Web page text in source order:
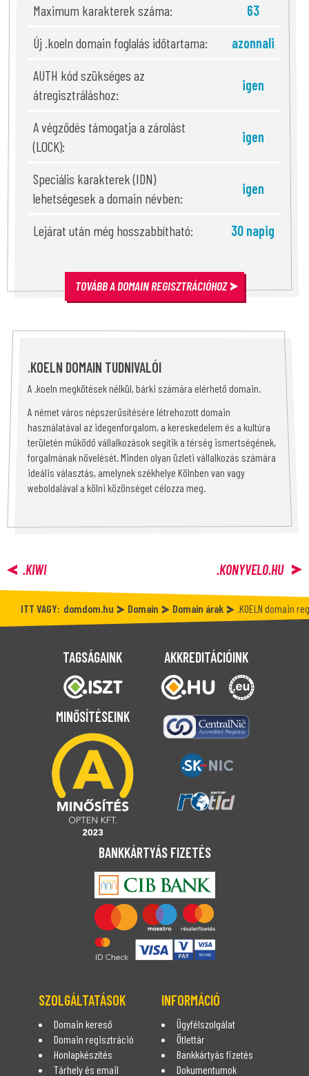
Maximum karakterek száma:
63
Új .koeln domain foglalás időtartama:
azonnali
AUTH kód szükséges az
átregisztráláshoz:
igen
A végződés támogatja a zárolást
(LOCK):
igen
Speciális karakterek (IDN)
lehetségesek a domain névben:
igen
Lejárat után még hosszabbítható: 30 napig
TOVÁBB A DOMAIN REGISZTRÁCIÓHOZ
.KOELN DOMAIN TUDNIVALÓI
A .koeln megkötések nélkül, bárki számára elérhető domain.
A német város népszerűsítésére létrehozott domain
használatával az idegenforgalom, a kereskedelem és a kultúra
területén működő vállalkozások segítik a térség ismertségének,
forgalmának növelését. Minden olyan üzleti vállalkozás számára
ideális választás, amelynek székhelye Kölnben van vagy
weboldalával a kölni közönséget célozza meg.
.KIWI .KONYVELO.HU
ITT VAGY: domdom.hu Domain Domain árak .KOELN domain
TAGSÁGAINK
MINŐSÍTÉSEINK
AKKREDITÁCIÓINK
BANKKÁRTYÁS FIZETÉS
SZOLGÁLTATÁSOK
Domain kereső
Domain regisztráció
Honlapkészítés
Tárhely és email
INFORMÁCIÓ
Ügyfélszolgálat
Ötlettár
Bankkártyás fizetés
Dokumentumok